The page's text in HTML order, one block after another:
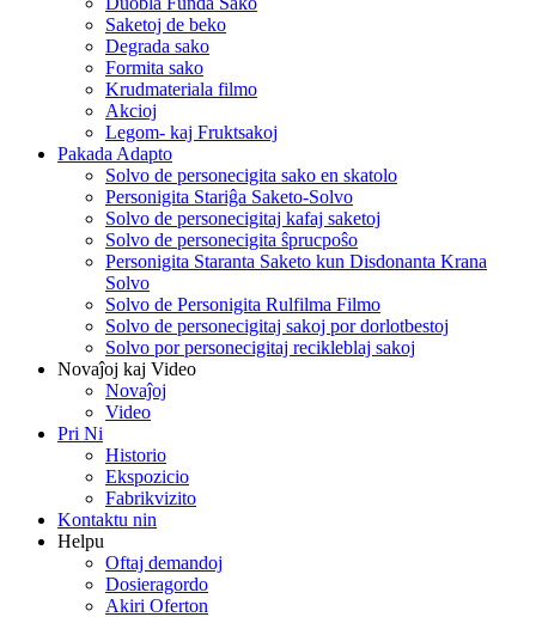
Saketoj de beko
Degrada sako
Formita sako
Krudmateriala filmo
Akcioj
Legom- kaj Fruktsakoj
Pakada Adapto
Solvo de personecigita sako en skatolo
Personigita Stariĝa Saketo-Solvo
Solvo de personecigitaj kafaj saketoj
Solvo de personecigita ŝprucpoŝo
Personigita Staranta Saketo kun Disdonanta Krana
Solvo
Solvo de Personigita Rulfilma Filmo
Solvo de personecigitaj sakoj por dorlotbestoj
Solvo por personecigitaj recikleblaj sakoj
Novaĵoj kaj Video
Novaĵoj
Video
Pri Ni
Historio
Ekspozicio
Fabrikvizito
Kontaktu nin
Helpu
Oftaj demandoj
Dosieragordo
Akiri Oferton